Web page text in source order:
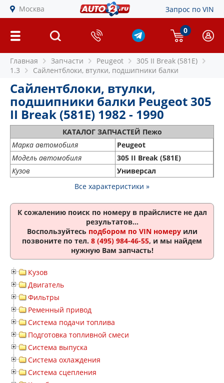
Москва Запрос по VIN
0
Главная Запчасти Peugeot
305 II Break (581E)
1.3
Сайлентблоки, втулки, подшипники балки
Сайлентблоки, втулки,
подшипники балки Peugeot 305
II Break (581E) 1982 - 1990
КАТАЛОГ ЗАПЧАСТЕЙ Пежо
Марка автомобиля
Peugeot
Модель автомобиля
305 II Break (581E)
Кузов
Универсал
Все характеристики »
К сожалению поиск по номеру в прайслисте не дал
результатов...
Воспользуйтесь подбором по VIN номеруили
позвоните по тел. 8 (495) 984-46-55, и мы найдем
нужную Вам запчасть!
Кузов
Двигатель
Фильтры
Ременный привод
Система подачи топлива
Подготовка топливной смеси
Система выпуска
Система охлаждения
Система сцепления